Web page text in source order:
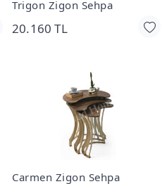
Trigon Zigon Sehpa
20.160 TL
Carmen Zigon Sehpa